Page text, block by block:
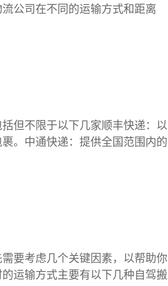
公司在不同的运输方式和距离
但不限于以下几家顺丰快递：以
。中通快递：提供全国范围内的
要考虑几个关键因素，以帮助你
运输方式主要有以下几种自驾搬